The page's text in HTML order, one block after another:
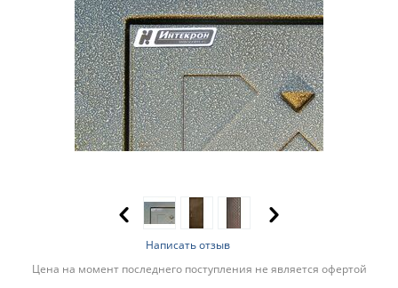
Написать отзыв
Цена на момент последнего поступления не является офертой